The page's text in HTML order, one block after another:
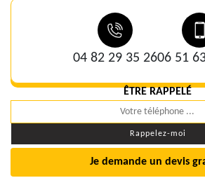
04 82 29 35 2606 51
ÊTRE RAPPELÉ
Je demande un devis